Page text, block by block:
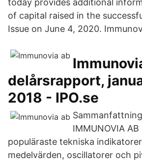
today provides additional
of capital raised in the
Issue on June 4, 2020.
delårsrapport,
2018 - IPO.se
IMMUNOVIA
populäraste tekniska
medelvärden, oscillatorer och